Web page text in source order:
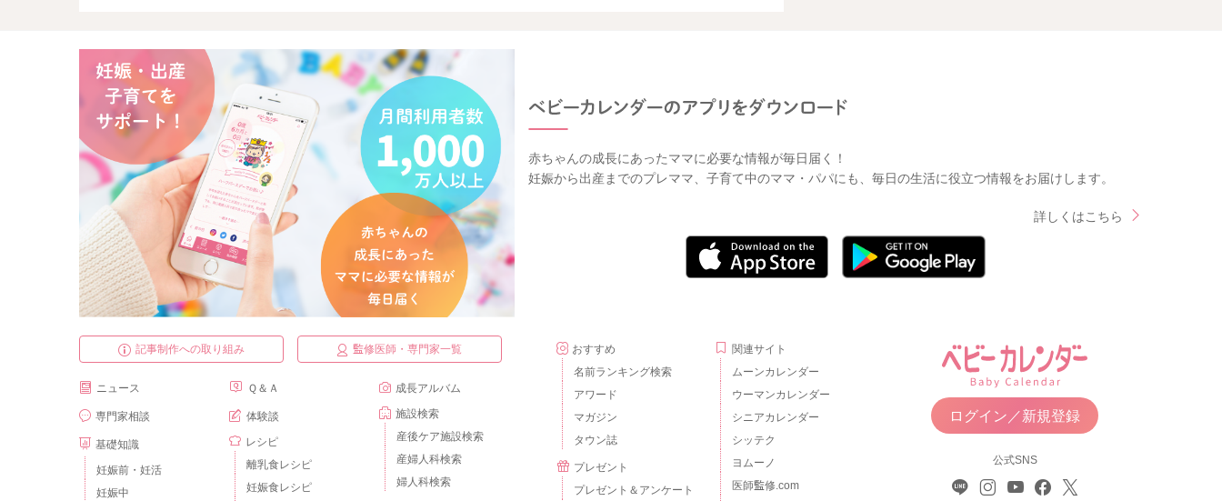
赤ちゃんの成長にあったママに必要な情報が毎日届く！
妊娠から出産までのプレママ、子育て中のママ・パパにも、毎日の生活に役立つ情報をお届けします。
詳しくはこちら
記事制作への取り組み 監修医師・専門家一覧
ニュース
専門家相談
基礎知識
妊娠前・妊活
妊娠中
Ｑ＆Ａ
体験談
レシピ
離乳食レシピ
妊娠食レシピ
成長アルバム
施設検索
産後ケア施設検索
産婦人科検索
婦人科検索
おすすめ
名前ランキング検索
アワード
マガジン
タウン誌
プレゼント
プレゼント＆アンケート
関連サイト
ムーンカレンダー
ウーマンカレンダー
シニアカレンダー
シッテク
ヨムーノ
医師監修.com
ログイン／新規登録
公式SNS